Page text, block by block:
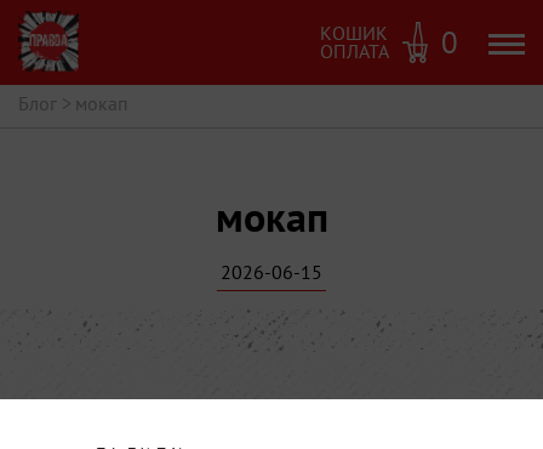
КОШИК
ОПЛАТА 0
Блог > мокап
мокап
2026-06-15